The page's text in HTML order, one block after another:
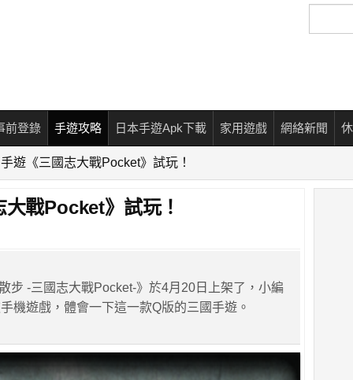
尋
前登錄 手遊攻略 日本手遊Apk下載 家用遊戲 網絡新聞
遊《三國志大戰Pocket》試玩！
戰Pocket》試玩！
步 -三國志大戰Pocket-》於4月20日上架了，小編
機遊戲，體會一下這一款Q版的三國手遊。